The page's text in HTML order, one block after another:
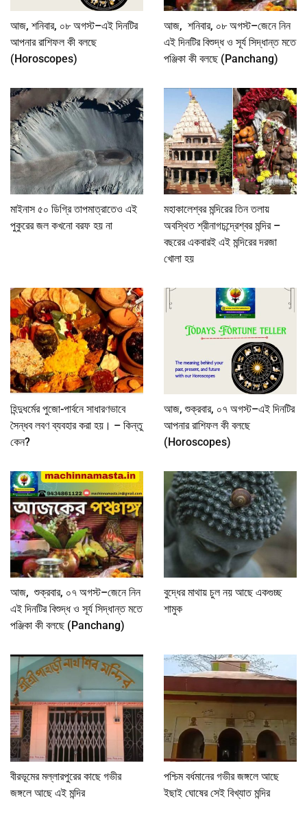
আজ, শনিবার, ০৮ অগস্ট–এই দিনটির
আপনার রাশিফল কী বলছে
(Horoscopes)
আজ, শনিবার, ০৮ অগস্ট–জেনে নিন
এই দিনটির বিশুদ্ধ ও সূর্য সিদ্ধান্ত মতে
পঞ্জিকা কী বলছে (Panchang)
মাইনাস ৫০ ডিগ্রি তাপমাত্রাতেও এই
পুকুরের জল কখনো বরফ হয় না
মহাকালেশ্বর মন্দিরের তিন তলায়
অবস্থিত শ্রীনাগচন্দ্রেশ্বর মন্দির –
বছরের একবারই এই মন্দিরের দরজা
খোলা হয়
হিন্দুধর্মের পুজো-পার্বনে সাধারণভাবে
সৈন্ধব লবণ ব্যবহার করা হয়। – কিন্তু
কেন?
আজ, শুক্রবার, ০৭ অগস্ট–এই দিনটির
আপনার রাশিফল কী বলছে
(Horoscopes)
আজ, শুক্রবার, ০৭ অগস্ট–জেনে নিন
এই দিনটির বিশুদ্ধ ও সূর্য সিদ্ধান্ত মতে
পঞ্জিকা কী বলছে (Panchang)
বুদ্ধের মাথায় চুল নয় আছে একগুচ্ছ
শামুক
বীরভূমের মল্লারপুরের কাছে গভীর
জঙ্গলে আছে এই মন্দির
পশ্চিম বর্ধমানের গভীর জঙ্গলে আছে
ইছাই ঘোষের সেই বিখ্যাত মন্দির